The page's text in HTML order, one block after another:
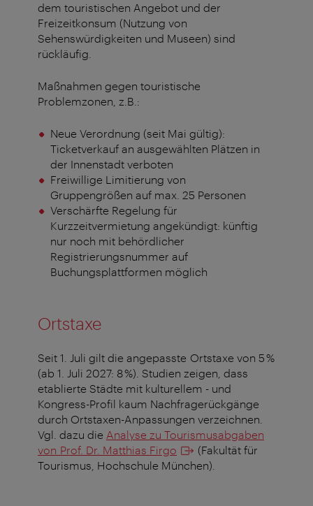
dem touristischen Angebot und der
Freizeitkonsum (Nutzung von
Sehenswürdigkeiten und Museen) sind
rückläufig.
Maßnahmen gegen touristische
Problemzonen, z.B.:
Neue Verordnung (seit Mai gültig):
Ticketverkauf an ausgewählten Plätzen in
der Innenstadt verboten
Freiwillige Limitierung von
Gruppengrößen auf max. 25 Personen
Verschärfte Regelung für
Kurzzeitvermietung angekündigt: künftig
nur noch mit behördlicher
Registrierungsnummer auf
Buchungsplattformen möglich
Ortstaxe
Seit 1. Juli gilt die angepasste Ortstaxe von 5 %
(ab 1. Juli 2027: 8 %). Studien zeigen, dass
etablierte Städte mit kulturellem - und
Kongress-Profil kaum Nachfragerückgänge
durch Ortstaxen-Anpassungen verzeichnen.
Vgl. dazu die Analyse zu Tourismusabgaben
von Prof. Dr. Matthias Firgo
(Fakultät für
Tourismus, Hochschule München).